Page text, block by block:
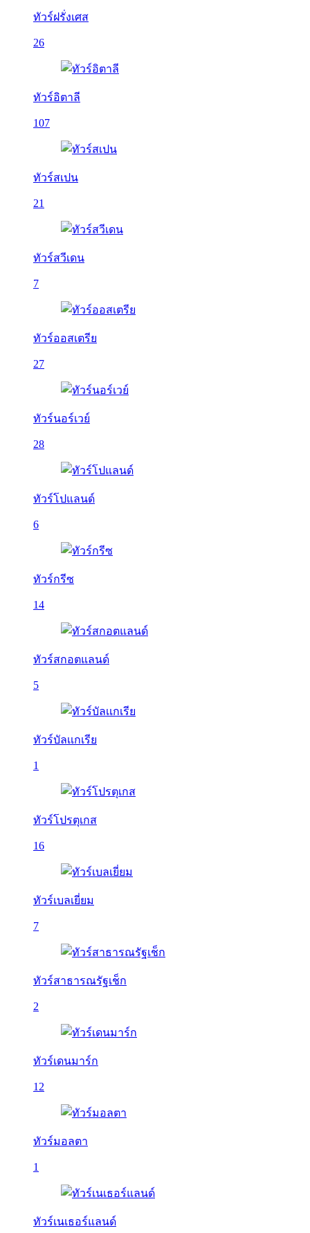
ทัวร์ฝรั่งเศส
26
ทัวร์อิตาลี
107
ทัวร์สเปน
21
ทัวร์สวีเดน
7
ทัวร์ออสเตรีย
27
ทัวร์นอร์เวย์
28
ทัวร์โปแลนด์
6
ทัวร์กรีซ
14
ทัวร์สกอตแลนด์
5
ทัวร์บัลเเกเรีย
1
ทัวร์โปรตุเกส
16
ทัวร์เบลเยี่ยม
7
ทัวร์สาธารณรัฐเช็ก
2
ทัวร์เดนมาร์ก
12
ทัวร์มอลตา
1
ทัวร์เนเธอร์แลนด์